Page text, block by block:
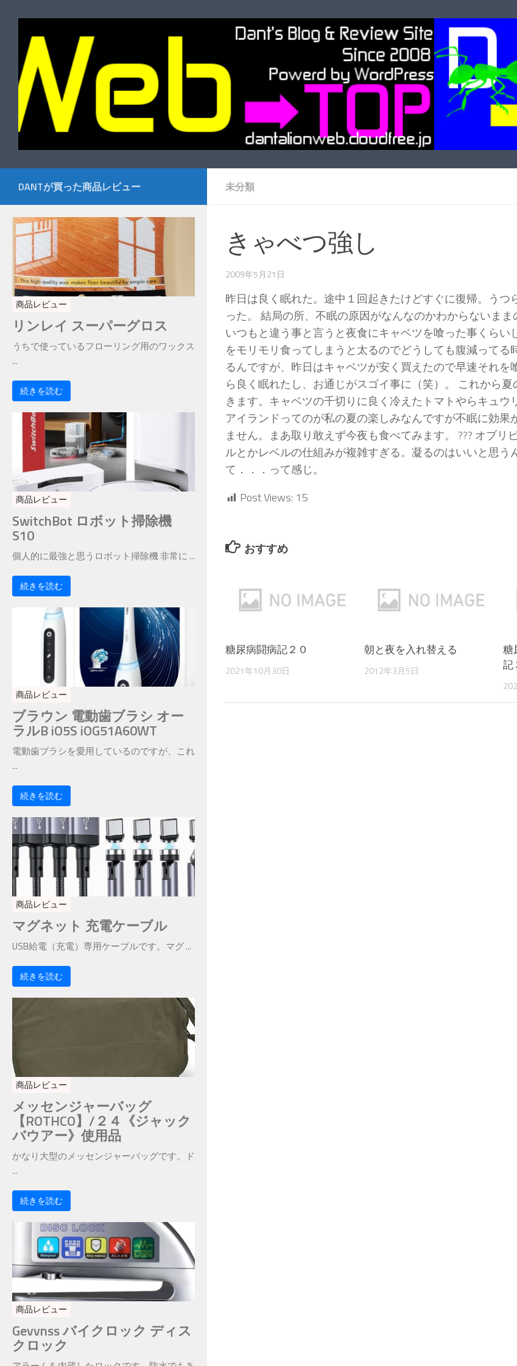
コンテンツへスキップ
未分類
きゃべつ強し
2009年5月21日
昨日は良く眠れた。途中１回起きたけどすぐに復帰。うつ
った。 結局の所、不眠の原因がなんなのかわからないまま
いつもと違う事と言うと夜食にキャベツを喰った事くらい
をモリモリ食ってしまうと太るのでどうしても腹減ってる
るんですが、昨日はキャベツが安く買えたので早速それを
ら良く眠れたし、お通じがスゴイ事に（笑）。 これから
きます。キャベツの千切りに良く冷えたトマトやらキュウ
アイランドってのが私の夏の楽しみなんですが不眠に効果
ません。まあ取り敢えず今夜も食べてみます。 ??? オブリ
ルとかレベルの仕組みが複雑すぎる。凝るのはいいと思う
て．．．って感じ。
Post Views: 15
おすすめ
糖尿病闘病記２０
2021年10月30日
朝と夜を入れ替える
2012年3月5日
糖
記
DANTが買った商品レビュー
商品レビュー
リンレイ スーパーグロス
うちで使っているフローリング用のワックス
...
続きを読む
商品レビュー
SwitchBot ロボット掃除機
S10
個人的に最強と思うロボット掃除機 非常に ...
続きを読む
商品レビュー
ブラウン 電動歯ブラシ オー
ラルB iO5S iOG51A60WT
電動歯ブラシを愛用しているのですが、これ
...
続きを読む
商品レビュー
マグネット 充電ケーブル
USB給電（充電）専用ケーブルです。マグ ...
続きを読む
商品レビュー
メッセンジャーバッグ
【ROTHCO】/２４《ジャック
バウアー》使用品
かなり大型のメッセンジャーバッグです。ド
...
続きを読む
商品レビュー
Gevvnss バイクロック ディス
クロック